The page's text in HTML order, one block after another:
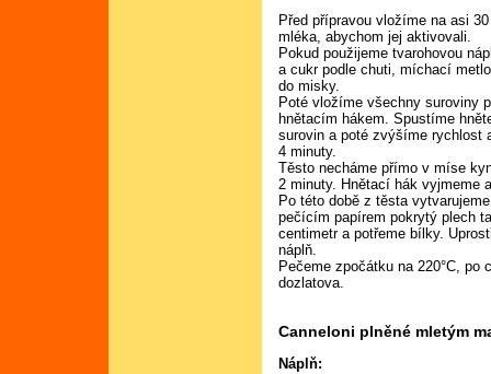
Před přípravou vložíme na asi
mléka, abychom jej aktivovali.
Pokud použijeme tvarohovou
a cukr podle chuti, míchací
do misky.
Poté vložíme všechny suroviny
hnětacím hákem. Spustíme
surovin a poté zvýšíme rychlost
4 minuty.
Těsto necháme přímo v míse
2 minuty. Hnětací hák vyjmeme
Po této době z těsta
pečícím papírem pokrytý plech
centimetr a potřeme bílky.
náplň.
Pečeme zpočátku na 220°C, po
dozlatova.
Canneloni plněné mletým
Náplň: